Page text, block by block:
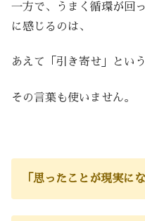
一方で、うまく循環が回
に感じるのは、
あえて「引き寄せ」とい
その言葉も使いません。
「思ったことが現実に